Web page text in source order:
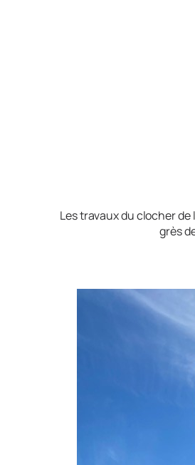
Les travaux du clocher
grès